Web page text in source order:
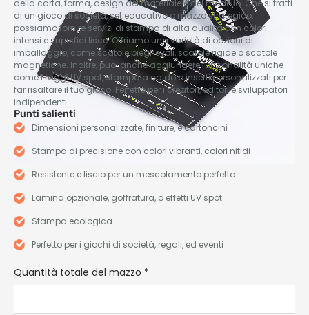
della carta, forma, design del materiale e del modello. Che si tratti
di un gioco di società, set educativo o mazzo strategico,
possiamo fornire servizi di stampa di alta qualità con colori
intensi e superfici lisce. Offriamo una varietà di opzioni di
imballaggio, come scatole pieghevoli, scatole rigide o scatole
magnetiche. Inoltre, puoi anche aggiungere funzionalità uniche
come i raggi UV spot, stampa a caldo o inserti personalizzati per
far risaltare il tuo gioco. Perfetto per i creatori, editori e sviluppatori
indipendenti.
Punti salienti
Dimensioni personalizzate, finiture, e cartoncini
Stampa di precisione con colori vibranti, colori nitidi
Resistente e liscio per un mescolamento perfetto
Lamina opzionale, goffratura, o effetti UV spot
Stampa ecologica
Perfetto per i giochi di società, regali, ed eventi
Quantità totale del mazzo *